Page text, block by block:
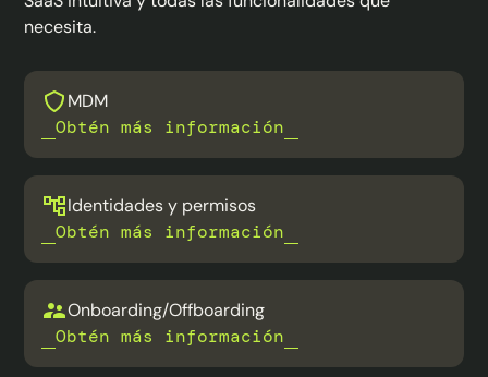
necesita.
MDM
Obtén más información
Identidades y permisos
Obtén más información
Onboarding/Offboarding
Obtén más información